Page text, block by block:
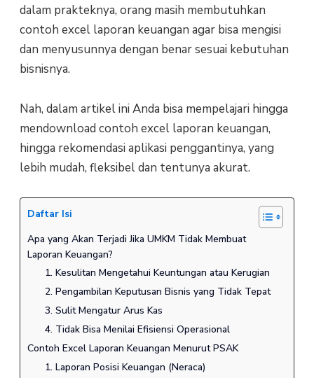
dalam prakteknya, orang masih membutuhkan
contoh excel laporan keuangan agar bisa mengisi
dan menyusunnya dengan benar sesuai kebutuhan
bisnisnya.
Nah, dalam artikel ini Anda bisa mempelajari hingga
mendownload contoh excel laporan keuangan,
hingga rekomendasi aplikasi penggantinya, yang
lebih mudah, fleksibel dan tentunya akurat.
Daftar Isi
Apa yang Akan Terjadi Jika UMKM Tidak Membuat
Laporan Keuangan?
1. Kesulitan Mengetahui Keuntungan atau Kerugian
2. Pengambilan Keputusan Bisnis yang Tidak Tepat
3. Sulit Mengatur Arus Kas
4. Tidak Bisa Menilai Efisiensi Operasional
Contoh Excel Laporan Keuangan Menurut PSAK
1. Laporan Posisi Keuangan (Neraca)